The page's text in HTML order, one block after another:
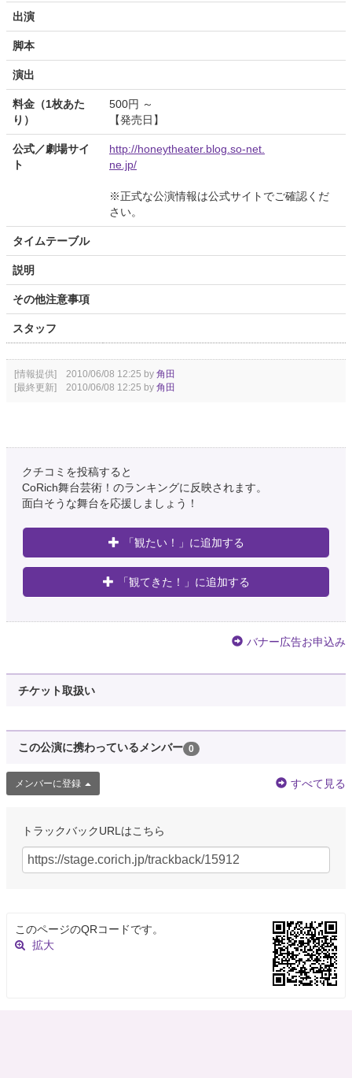
出演
脚本
演出
料金（1枚あた
り）
500円 ～
【発売日】
公式／劇場サイ
ト
http://honeytheater.blog.so-net.
ne.jp/
※正式な公演情報は公式サイトでご確認くだ
さい。
タイムテーブル
説明
その他注意事項
スタッフ
[情報提供] 2010/06/08 12:25 by 角田
[最終更新] 2010/06/08 12:25 by 角田
クチコミを投稿すると
CoRich舞台芸術！のランキングに反映されます。
面白そうな舞台を応援しましょう！
「観たい！」に追加する
「観てきた！」に追加する
バナー広告お申込み
チケット取扱い
この公演に携わっているメンバー 0
メンバーに登録 すべて見る
トラックバックURLはこちら
このページのQRコードです。
拡大